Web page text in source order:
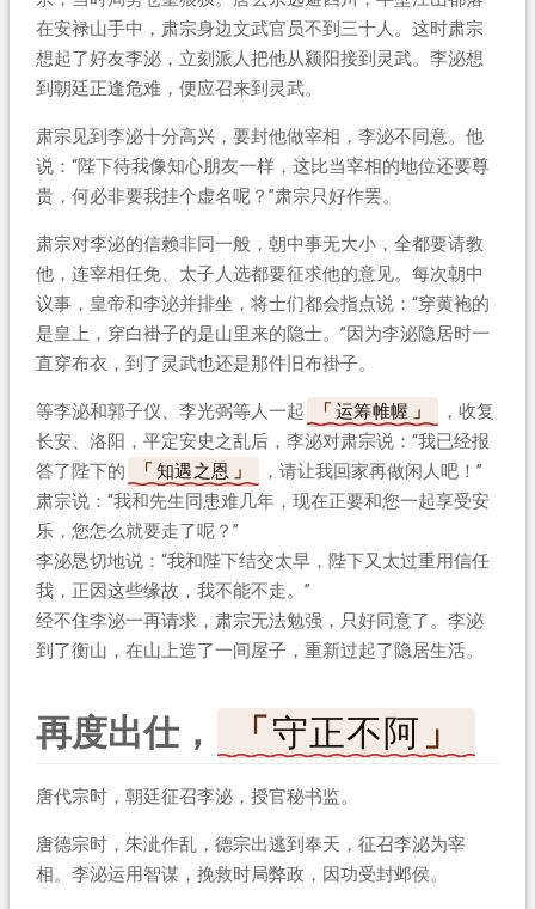
在安禄山手中，肃宗身边文武官员不到三十人。这时肃宗
想起了好友李泌，立刻派人把他从颍阳接到灵武。李泌想
到朝廷正逢危难，便应召来到灵武。
肃宗见到李泌十分高兴，要封他做宰相，李泌不同意。他
说：“陛下待我像知心朋友一样，这比当宰相的地位还要尊
贵，何必非要我挂个虚名呢？”肃宗只好作罢。
肃宗对李泌的信赖非同一般，朝中事无大小，全都要请教
他，连宰相任免、太子人选都要征求他的意见。每次朝中
议事，皇帝和李泌并排坐，将士们都会指点说：“穿黄袍的
是皇上，穿白褂子的是山里来的隐士。”因为李泌隐居时一
直穿布衣，到了灵武也还是那件旧布褂子。
等李泌和郭子仪、李光弼等人一起 运筹帷幄
，收复
长安、洛阳，平定安史之乱后，李泌对肃宗说：“我已经报
答了陛下的
知遇之恩
，请让我回家再做闲人吧！”
肃宗说：“我和先生同患难几年，现在正要和您一起享受安
乐，您怎么就要走了呢？”
李泌恳切地说：“我和陛下结交太早，陛下又太过重用信任
我，正因这些缘故，我不能不走。”
经不住李泌一再请求，肃宗无法勉强，只好同意了。李泌
到了衡山，在山上造了一间屋子，重新过起了隐居生活。
再度出仕， 守正不阿
唐代宗时，朝廷征召李泌，授官秘书监。
唐德宗时，朱泚作乱，德宗出逃到奉天，征召李泌为宰
相。李泌运用智谋，挽救时局弊政，因功受封邺侯。